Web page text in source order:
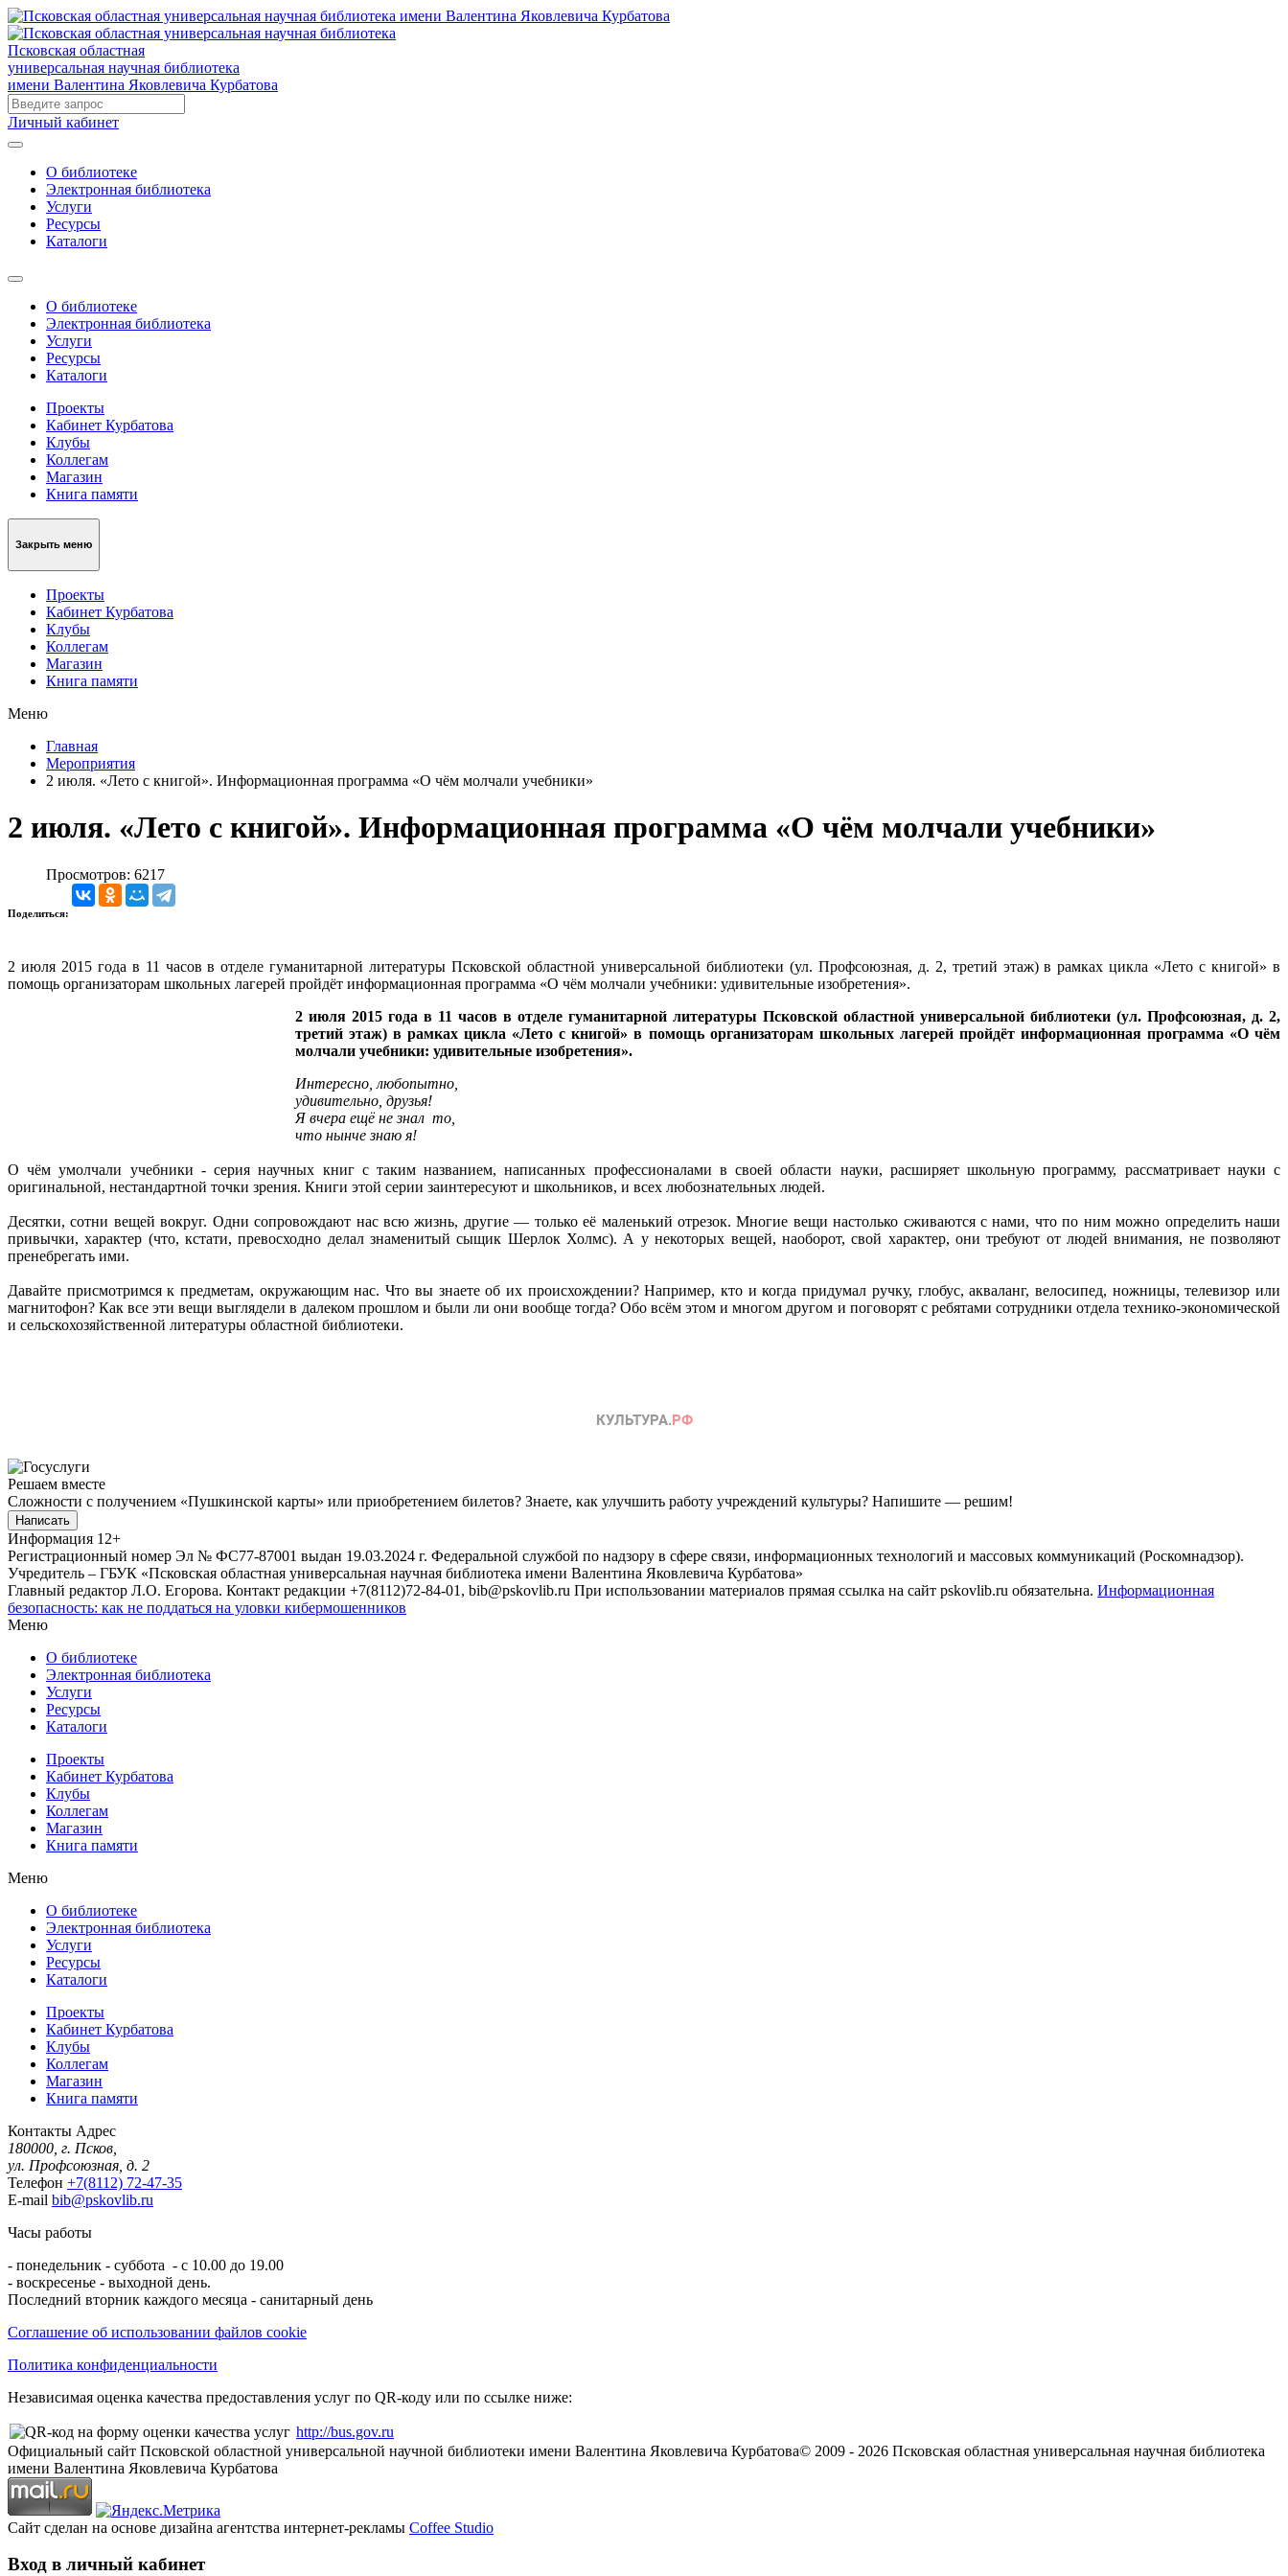
Псковская областная
универсальная научная библиотека
имени Валентина Яковлевича Курбатова
Личный кабинет
О библиотеке
Электронная библиотека
Услуги
Ресурсы
Каталоги
О библиотеке
Электронная библиотека
Услуги
Ресурсы
Каталоги
Проекты
Кабинет Курбатова
Клубы
Коллегам
Магазин
Книга памяти
Закрыть меню
Проекты
Кабинет Курбатова
Клубы
Коллегам
Магазин
Книга памяти
Меню
Главная
Мероприятия
2 июля. «Лето с книгой». Информационная программа «О чём молчали учебники»
2 июля. «Лето с книгой». Информационная программа «О чём молчали учебники»
Просмотров: 6217
Поделиться:
2 июля 2015 года в 11 часов в отделе гуманитарной литературы Псковской областной универсальной библиотеки (ул. Профсоюзная, д. 2, третий этаж) в рамках цикла «Лето с книгой» в
помощь организаторам школьных лагерей пройдёт информационная программа «О чём молчали учебники: удивительные изобретения».
2 июля 2015 года в 11 часов в отделе гуманитарной литературы Псковской областной универсальной библиотеки (ул. Профсоюзная, д. 2,
третий этаж) в рамках цикла «Лето с книгой» в помощь организаторам школьных лагерей пройдёт информационная программа «О чём
молчали учебники: удивительные изобретения».
Интересно, любопытно,
удивительно, друзья!
Я вчера ещё не знал то,
что нынче знаю я!
О чём умолчали учебники - серия научных книг с таким названием, написанных профессионалами в своей области науки, расширяет школьную программу, рассматривает науки с
оригинальной, нестандартной точки зрения. Книги этой серии заинтересуют и школьников, и всех любознательных людей.
Десятки, сотни вещей вокруг. Одни сопровождают нас всю жизнь, другие — только её маленький отрезок. Многие вещи настолько сживаются с нами, что по ним можно определить наши
привычки, характер (что, кстати, превосходно делал знаменитый сыщик Шерлок Холмс). А у некоторых вещей, наоборот, свой характер, они требуют от людей внимания, не позволяют
пренебрегать ими.
Давайте присмотримся к предметам, окружающим нас. Что вы знаете об их происхождении? Например, кто и когда придумал ручку, глобус, акваланг, велосипед, ножницы, телевизор или
магнитофон? Как все эти вещи выглядели в далеком прошлом и были ли они вообще тогда? Обо всём этом и многом другом и поговорят с ребятами сотрудники отдела технико-экономической
и сельскохозяйственной литературы областной библиотеки.
Решаем вместе
Сложности с получением «Пушкинской карты» или приобретением билетов? Знаете, как улучшить работу учреждений культуры? Напишите — решим!
Написать
Информация 12+
Регистрационный номер Эл № ФС77-87001 выдан 19.03.2024 г. Федеральной службой по надзору в сфере связи, информационных технологий и массовых коммуникаций (Роскомнадзор).
Учредитель – ГБУК «Псковская областная универсальная научная библиотека имени Валентина Яковлевича Курбатова»
Главный редактор Л.О. Егорова. Контакт редакции +7(8112)72-84-01, bib@pskovlib.ru При использовании материалов прямая ссылка на сайт pskovlib.ru обязательна. Информационная
безопасность: как не поддаться на уловки кибермошенников
Меню
О библиотеке
Электронная библиотека
Услуги
Ресурсы
Каталоги
Проекты
Кабинет Курбатова
Клубы
Коллегам
Магазин
Книга памяти
Меню
О библиотеке
Электронная библиотека
Услуги
Ресурсы
Каталоги
Проекты
Кабинет Курбатова
Клубы
Коллегам
Магазин
Книга памяти
Контакты Адрес
180000, г. Псков,
ул. Профсоюзная, д. 2
Телефон +7(8112) 72-47-35
E-mail bib@pskovlib.ru
Часы работы
- понедельник - суббота - с 10.00 до 19.00
- воскресенье - выходной день.
Последний вторник каждого месяца - санитарный день
Соглашение об использовании файлов cookie
Политика конфиденциальности
Независимая оценка качества предоставления услуг по QR-коду или по ссылке ниже:
http://bus.gov.ru
Официальный сайт Псковской областной универсальной научной библиотеки имени Валентина Яковлевича Курбатова© 2009 - 2026 Псковская областная универсальная научная библиотека
имени Валентина Яковлевича Курбатова
Сайт сделан на основе дизайна агентства интернет-рекламы Coffee Studio
Вход в личный кабинет